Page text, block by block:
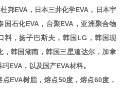
邦EVA，日本三井化学EVA ，日本宇
国石化EVA，台聚EVA ，亚洲聚合物
料，扬子巴斯夫，韩国 LG ，韩国现
，韩国湖南，韩国三星道达尔，加拿
玛EVA ，以及国产EVA材料。
点EVA树脂，熔点50度，熔点60度，